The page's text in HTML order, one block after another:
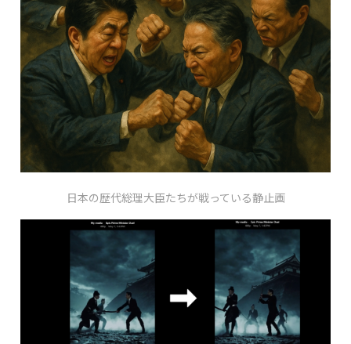
日本の歴代総理大臣たちが戦っている静止画